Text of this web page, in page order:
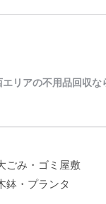
ごみ・ゴミ屋敷
鉢・プランタ